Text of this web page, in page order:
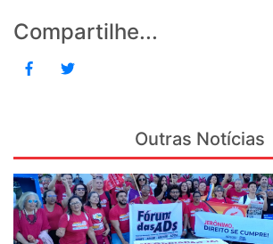
Compartilhe...
Outras Notícias